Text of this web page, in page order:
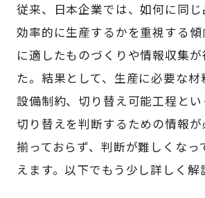
従来、日本企業では、如何に同
効率的に生産するかを重視する
に適したものづくりや情報収集が
た。結果として、生産に必要な
設備制約、切り替え可能工程と
切り替えを判断するための情報
揃っておらず、判断が難しくなっ
えます。以下でもう少し詳しく解